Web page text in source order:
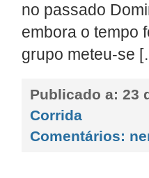
no passado
embora o tempo
grupo meteu-se
Publicado a: 23
Corrida
Comentários: